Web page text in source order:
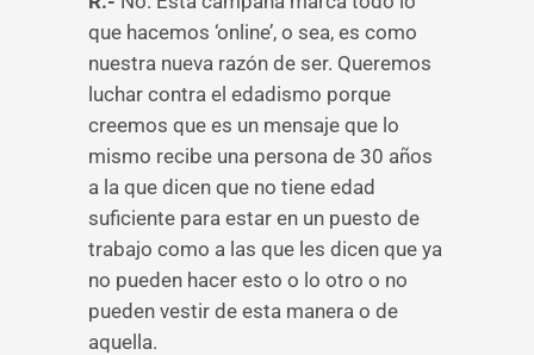
que hacemos ‘online’, o sea, es como
nuestra nueva razón de ser. Queremos
luchar contra el edadismo porque
creemos que es un mensaje que lo
mismo recibe una persona de 30 años
a la que dicen que no tiene edad
suficiente para estar en un puesto de
trabajo como a las que les dicen que ya
no pueden hacer esto o lo otro o no
pueden vestir de esta manera o de
aquella.